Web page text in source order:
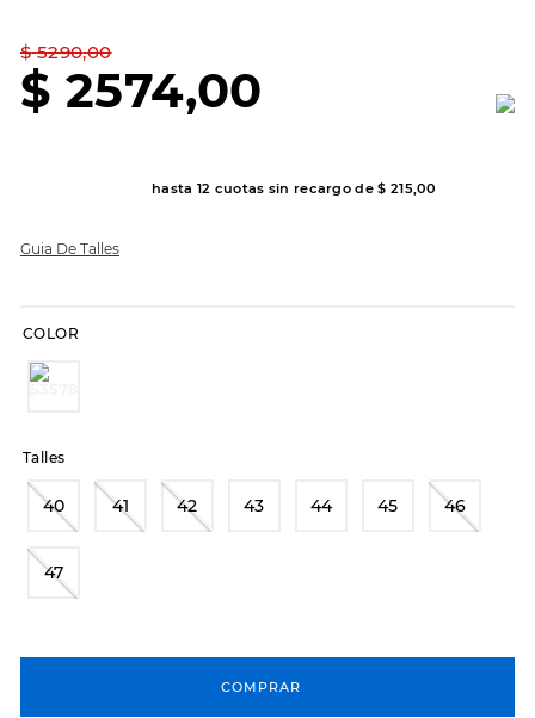
$ 5290,00
$ 2574,00
hasta 12 cuotas sin recargo de$ 215,00
Guia De Talles
COLOR
Talles
40 41 42 43 44 45 46
47
COMPRAR
10
botas dama